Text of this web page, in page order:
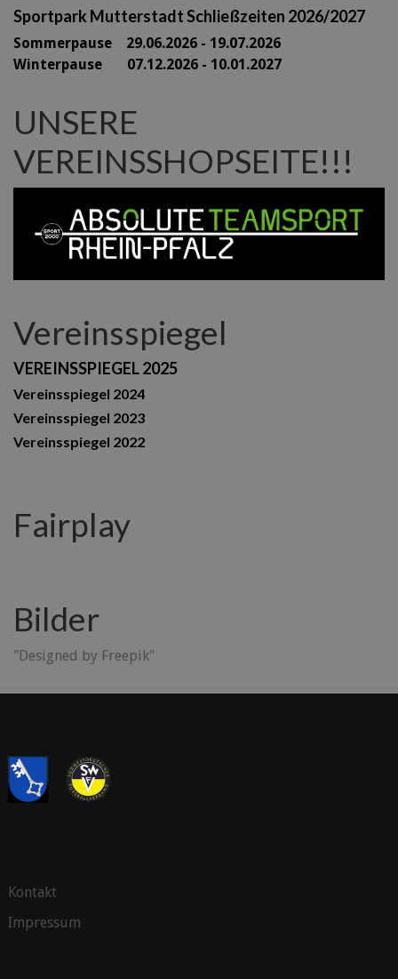
Sportpark Mutterstadt Schließzeiten 2026/2027
Sommerpause 29.06.2026 - 19.07.2026
Winterpause 07.12.2026 - 10.01.2027
UNSERE
VEREINSSHOPSEITE!!!
Vereinsspiegel
VEREINSSPIEGEL 2025
Vereinsspiegel 2024
Vereinsspiegel 2023
Vereinsspiegel 2022
Fairplay
Bilder
"Designed by Freepik"
Kontakt
Impressum